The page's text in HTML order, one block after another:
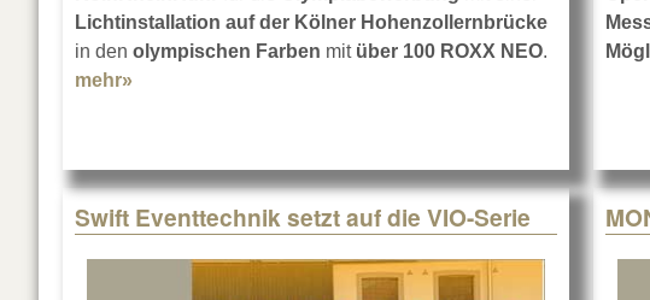
Lichtinstallation auf der Kölner Hohenzollernbrücke
in den olympischen Farben mit über 100 ROXX NEO.
mehr»
Swift Eventtechnik setzt auf die VIO-Serie